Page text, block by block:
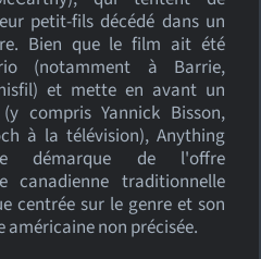
petit-fils décédé dans un
Bien que le film ait été
(notamment à Barrie,
et mette en avant un
compris Yannick Bisson,
à la télévision), Anything
démarque de l'offre
canadienne traditionnelle
centrée sur le genre et son
américaine non précisée.